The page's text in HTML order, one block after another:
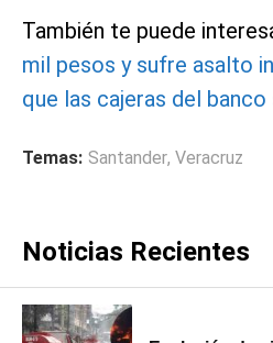
También te puede
mil pesos y sufre asalto
que las cajeras del
Temas: Santander, Veracruz
Noticias Recientes